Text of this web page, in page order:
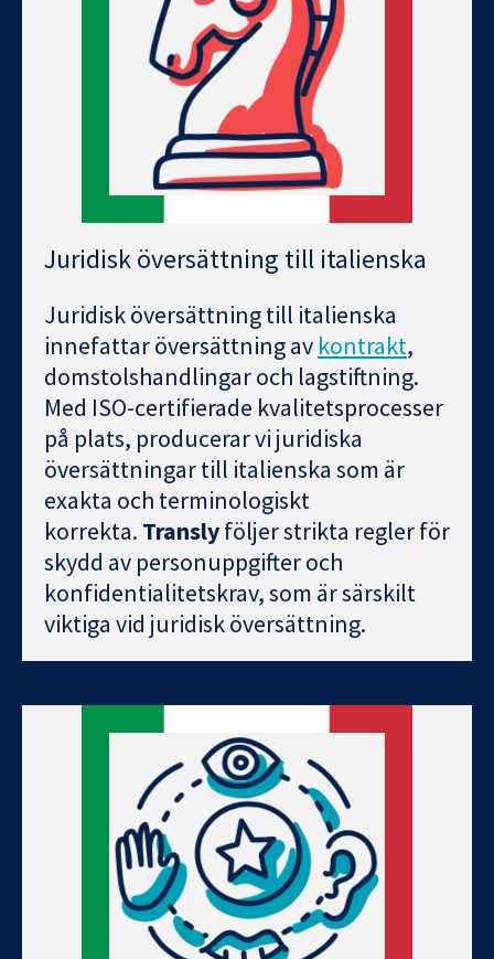
Juridisk översättning till italienska
Juridisk översättning till italienska
innefattar översättning av kontrakt,
domstolshandlingar och lagstiftning.
Med ISO-certifierade kvalitetsprocesser
på plats, producerar vi juridiska
översättningar till italienska som är
exakta och terminologiskt
korrekta. Translyföljer strikta regler för
skydd av personuppgifter och
konfidentialitetskrav, som är särskilt
viktiga vid juridisk översättning.